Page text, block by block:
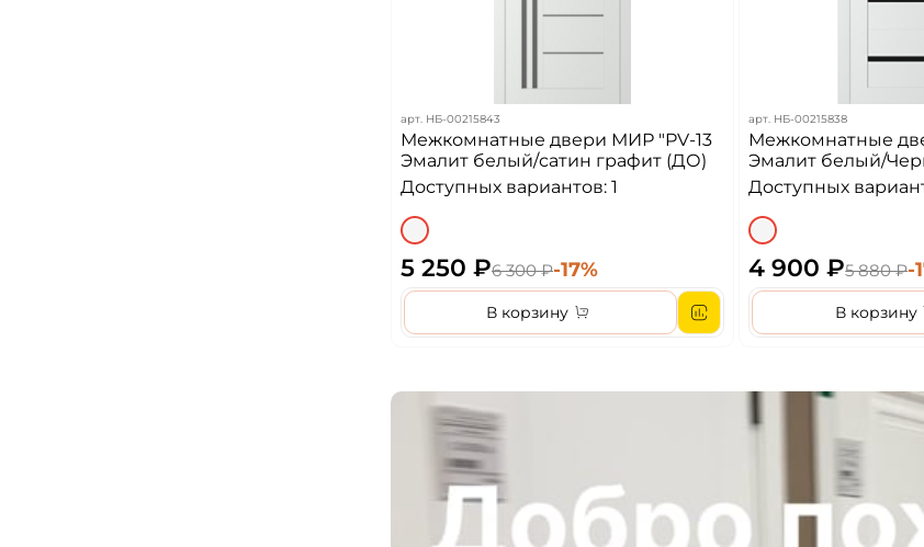
арт. НБ-00215843
Межкомнатные двери МИР "PV-13
Эмалит белый/сатин графит (ДО)
Доступных вариантов: 1
5 250 ₽6 300 ₽-17%
В корзину
арт. НБ-00215838
Межкомнатные
Эмалит белый/
Доступных
4 900 ₽5 880 ₽-
В корзину